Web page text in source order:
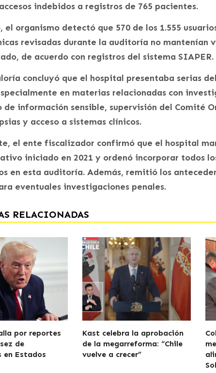
indebidos a registros de 765 pacientes.
el organismo detectó que 570 de los 1.555
revisadas durante la auditoría no mantenían
de acuerdo con registros del sistema SIAPER.
concluyó que el hospital presentaba serias
en materias relacionadas con
de información sensible, supervisión del Comité
y acceso a sistemas clínicos.
el ente fiscalizador confirmó que el hospital
iniciado en 2021 y ordenó incorporar todos
en esta auditoría. Además, remitió los
eventuales investigaciones penales.
RELACIONADAS
por reportes
de
en Estados
Kast celebra la aprobación
de la megarreforma: “Chile
vuelve a crecer”